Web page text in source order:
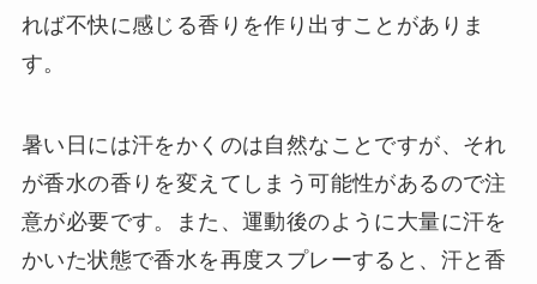
れば不快に感じる香りを作り出すことがありま
す。
暑い日には汗をかくのは自然なことですが、それ
が香水の香りを変えてしまう可能性があるので注
意が必要です。また、運動後のように大量に汗を
かいた状態で香水を再度スプレーすると、汗と香